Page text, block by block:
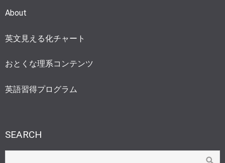
About
英文見える化チャート
おとくな理系コンテンツ
英語習得プログラム
SEARCH